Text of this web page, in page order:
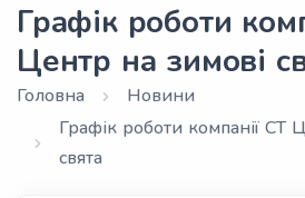
Графік роботи
Центр на зимові
Головна
Новини
Графік роботи компанії СТ
свята